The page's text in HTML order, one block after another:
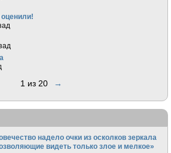
1 из 20 →
надело очки из осколков зеркала
видеть только злое и мелкое»